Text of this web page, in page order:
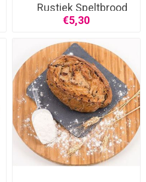
Rustiek Speltbrood
€5,30